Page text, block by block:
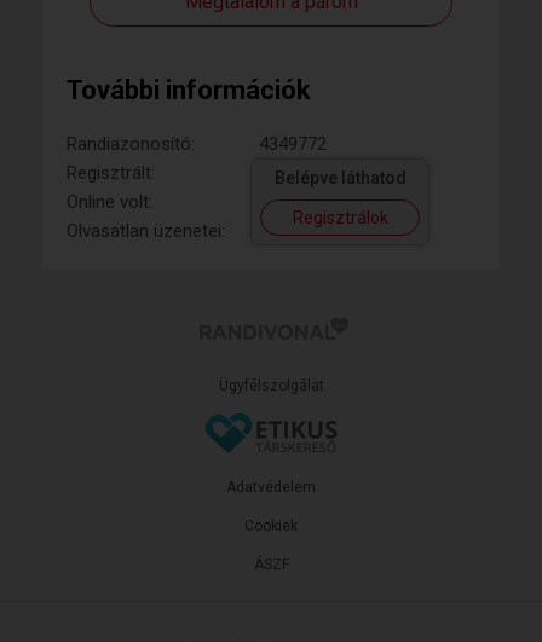
További információk
Randiazonosító:
4349772
Regisztrált:
Online volt:
Olvasatlan üzenetei:
Belépve láthatod
Regisztrálok
Ügyfélszolgálat
ÁSZF
Adatvédelem
Cookiek